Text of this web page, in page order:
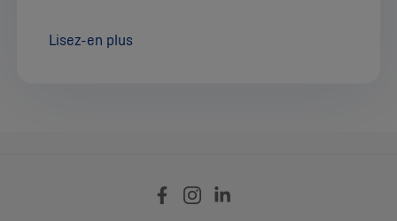
Lisez-en plus